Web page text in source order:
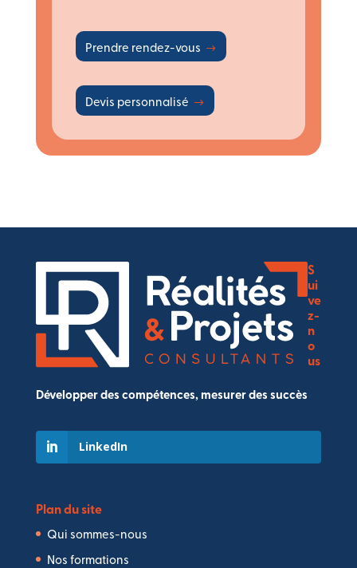
Prendre rendez-vous
Devis personnalisé
Développer des compétences, mesurer des succès
S
ui
ve
z-
n
o
us
LinkedIn
Plan du site
Qui sommes-nous
Nos formations